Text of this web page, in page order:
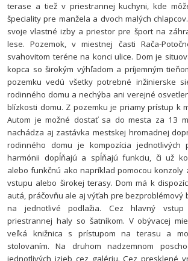
terase a tiež v priestrannej kuchyni, kde
špeciality pre manžela a dvoch malých
svoje vlastné izby a priestor pre šport na
lese.Pozemok, v miestnej časti Rača-
svahovitom teréne na konci ulice. Dom je
kopca so širokým výhľadom a príjemným
pozemku vedú všetky potrebné inžinierske
rodinného domu a nechýba ani verejné
blízkosti domu. Z pozemku je priamy prístup k
Autom je možné dostať sa do mesta za 13
nachádza aj zastávka mestskej hromadnej
rodinného domu je kompozícia
harmónii dopĺňajú a spĺňajú funkciu, či už
alebo funkčnú ako napríklad pomocou konzoly
vstupu alebo širokej terasy.Dom má k
autá, práčovňu ale aj výťah pre bezproblémový
na jednotlivé podlažia. Cez hlavný
priestrannej haly so šatníkom. V obývacej
veľká knižnica s prístupom na terasu a
stolovaním. Na druhom nadzemnom
jednotlivých izieb cez galériu. Cez presklené